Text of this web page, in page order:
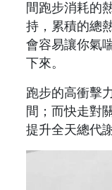
間跑步消耗的
持，累積的總
會容易讓你氣
下來。
跑步的高衝擊
間；而快走對
提升全天總代